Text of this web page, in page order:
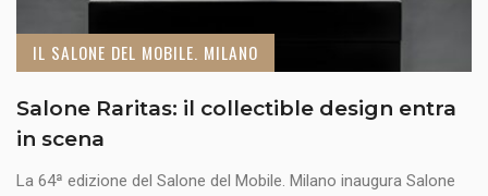
IL SALONE DEL MOBILE. MILANO
Salone Raritas: il collectible design entra
in scena
La 64ª edizione del Salone del Mobile. Milano inaugura Salone